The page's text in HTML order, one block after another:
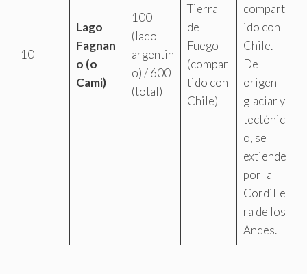
10
Lago
Fagnan
o (o
Cami)
100
(lado
argentin
o) / 600
(total)
Tierra
del
Fuego
(compar
tido con
Chile)
compart
ido con
Chile.
De
origen
glaciar y
tectónic
o, se
extiende
por la
Cordille
ra de los
Andes.